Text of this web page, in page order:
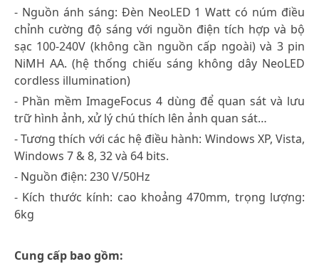
- Nguồn ánh sáng: Đèn NeoLED 1 Watt có núm điều
chỉnh cường độ sáng với nguồn điện tích hợp và bộ
sạc 100-240V (không cần nguồn cấp ngoài) và 3 pin
NiMH AA. (hệ thống chiếu sáng không dây NeoLED
cordless illumination)
- Phần mềm ImageFocus 4 dùng để quan sát và lưu
trữ hình ảnh, xử lý chú thích lên ảnh quan sát…
- Tương thích với các hệ điều hành: Windows XP, Vista,
Windows 7 & 8, 32 và 64 bits.
- Nguồn điện: 230 V/50Hz
- Kích thước kính: cao khoảng 470mm, trọng lượng:
6kg
Cung cấp bao gồm: